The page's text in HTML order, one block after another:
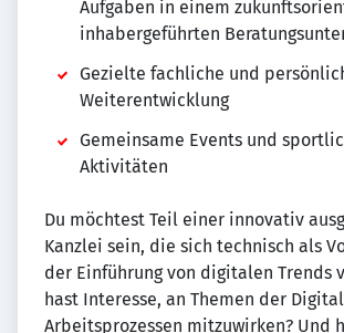
Aufgaben in einem
inhabergeführten
Gezielte fachliche und
Weiterentwicklung
Gemeinsame Events und
Aktivitäten
Du möchtest Teil einer innovativ
Kanzlei sein, die sich technisch als
der Einführung von digitalen Trends
hast Interesse, an Themen der
Arbeitsprozessen mitzuwirken? Und